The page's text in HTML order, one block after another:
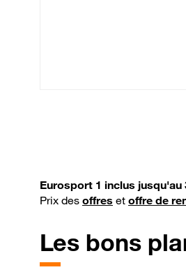
Eurosport 1 inclus jusqu'au
Prix des offres et offre de
Les bons